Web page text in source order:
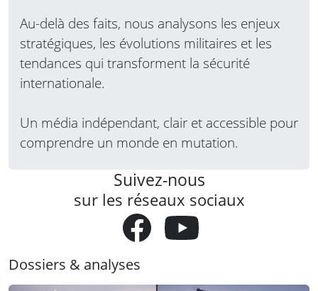
Au-delà des faits, nous analysons les enjeux
stratégiques, les évolutions militaires et les
tendances qui transforment la sécurité
internationale.
Un média indépendant, clair et accessible pour
comprendre un monde en mutation.
Suivez-nous
sur les réseaux sociaux
Dossiers & analyses